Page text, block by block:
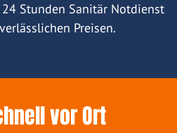
Stunden Sanitär Notdienst
Preisen.
vor Ort